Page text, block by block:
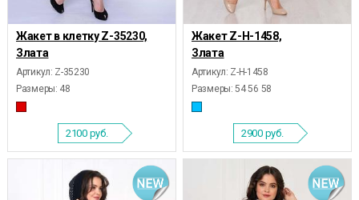
Жакет в клетку Z-35230,
Злата
Артикул: Z-35230
Размеры: 48
2100 руб.
Жакет Z-Н-1458,
Злата
Артикул: Z-Н-1458
Размеры: 54 56 58
2900 руб.